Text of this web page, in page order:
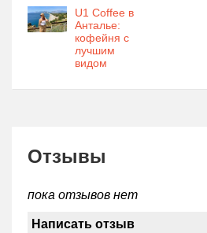
U1 Coffee в
Анталье:
кофейня с
лучшим
видом
Отзывы
пока отзывов нет
Написать отзыв